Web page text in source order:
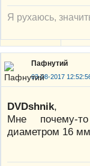
Я рухаюсь,
Пафнутий
03-08-2017
DVDshnik,
Мне почему-
диаметром 16 мм